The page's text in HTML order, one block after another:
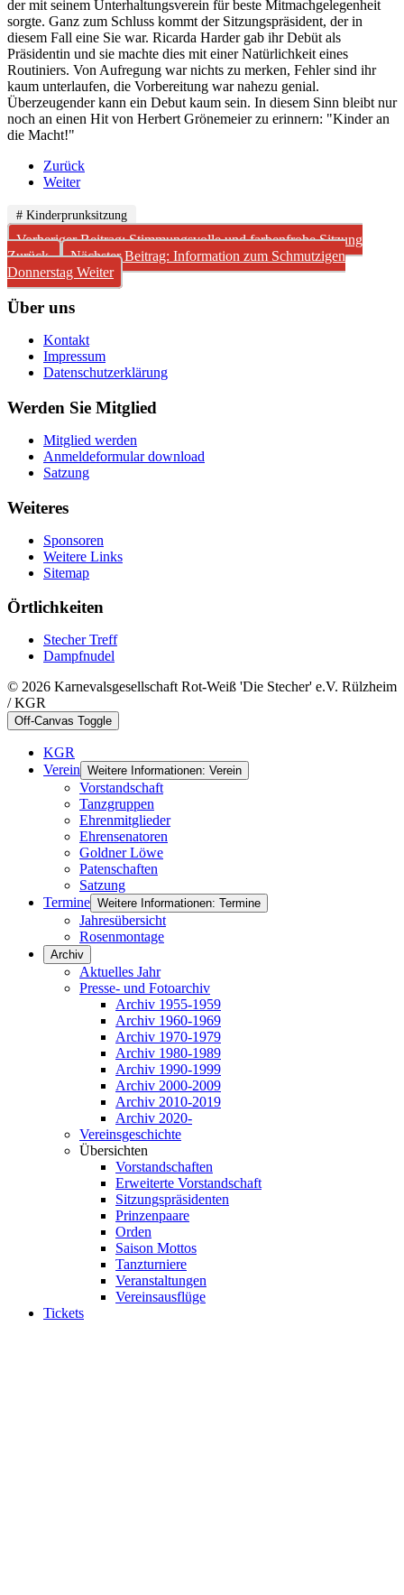
der mit seinem Unterhaltungsverein für beste Mitmachgelegenheit
sorgte. Ganz zum Schluss kommt der Sitzungspräsident, der in
diesem Fall eine Sie war. Ricarda Harder gab ihr Debüt als
Präsidentin und sie machte dies mit einer Natürlichkeit eines
Routiniers. Von Aufregung war nichts zu merken, Fehler sind ihr
kaum unterlaufen, die Vorbereitung war nahezu genial.
Überzeugender kann ein Debut kaum sein. In diesem Sinn bleibt nur
noch an einen Hit von Herbert Grönemeier zu erinnern: "Kinder an
die Macht!"
Zurück
Weiter
# Kinderprunksitzung
Vorheriger Beitrag: Stimmungsvolle und farbenfrohe Sitzung
Zurück
Nächster Beitrag: Information zum Schmutzigen
Donnerstag Weiter
Über uns
Kontakt
Impressum
Datenschutzerklärung
Werden Sie Mitglied
Mitglied werden
Anmeldeformular download
Satzung
Weiteres
Sponsoren
Weitere Links
Sitemap
Örtlichkeiten
Stecher Treff
Dampfnudel
© 2026 Karnevalsgesellschaft Rot-Weiß 'Die Stecher' e.V. Rülzheim
/ KGR
Off-Canvas Toggle
KGR
Verein Weitere Informationen: Verein
Vorstandschaft
Tanzgruppen
Ehrenmitglieder
Ehrensenatoren
Goldner Löwe
Patenschaften
Satzung
Termine Weitere Informationen: Termine
Jahresübersicht
Rosenmontage
Archiv
Aktuelles Jahr
Presse- und Fotoarchiv
Archiv 1955-1959
Archiv 1960-1969
Archiv 1970-1979
Archiv 1980-1989
Archiv 1990-1999
Archiv 2000-2009
Archiv 2010-2019
Archiv 2020-
Vereinsgeschichte
Übersichten
Vorstandschaften
Erweiterte Vorstandschaft
Sitzungspräsidenten
Prinzenpaare
Orden
Saison Mottos
Tanzturniere
Veranstaltungen
Vereinsausflüge
Tickets